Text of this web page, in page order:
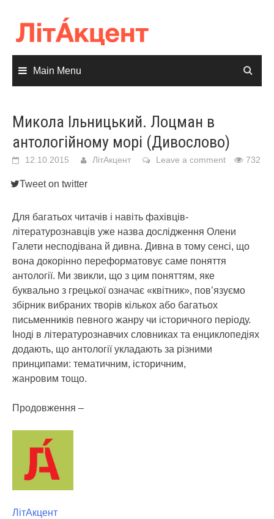
content
Main Menu
Микола Ільницький. Лоцман в
антологійному морі (Дивослово)
12.10.2015 ЛітАкцент Leave a comment 732
Tweet on twitter
Для багатьох читачів і навіть фа­хівців-
літературознавців уже назва дослідження Олени
Галети неспо­дівана й дивна. Дивна в тому сенсі, що
вона докорінно переформатовує саме поняття
антології. Ми звикли, що з цим поняттям, яке
буквально з грецької означає «квітник», пов’язуємо
збірник вибраних творів кількох або багатьох
письменників певного жанру чи історичного періоду.
Іноді в літературознавчих словниках та енциклопедіях
додають, що антології укладають за різними
принципами: тематичним, історичним,
жанровим тощо.
Продовження –
ЛітАкцент